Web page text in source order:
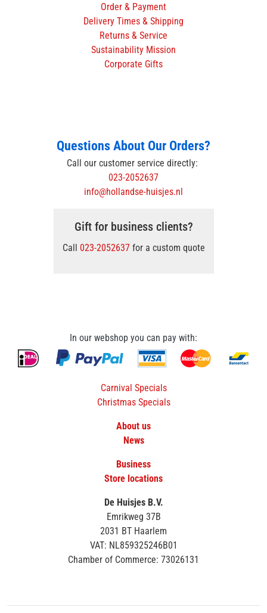
Order & Payment
Delivery Times & Shipping
Returns & Service
Sustainability Mission
Corporate Gifts
Questions About Our Orders?
Call our customer service directly:
023-2052637
info@hollandse-huisjes.nl
Gift for business clients?
Call 023-2052637for a custom quote
In our webshop you can pay with:
Carnival Specials
Christmas Specials
About us
News
Business
Store locations
De Huisjes B.V.
Emrikweg 37B
2031 BT Haarlem
VAT: NL859325246B01
Chamber of Commerce: 73026131